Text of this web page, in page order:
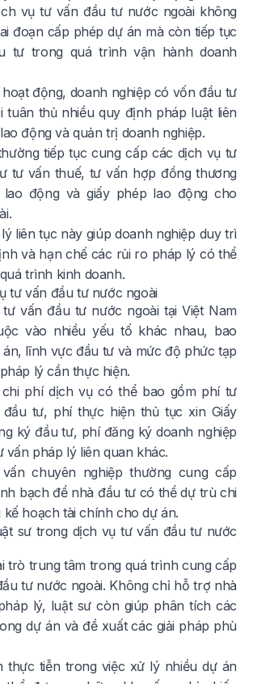
vụ tư vấn đầu tư nước ngoài không
đoạn cấp phép dự án mà còn tiếp tục
tư trong quá trình vận hành doanh
động, doanh nghiệp có vốn đầu tư
tuân thủ nhiều quy định pháp luật liên
động và quản trị doanh nghiệp.
tiếp tục cung cấp các dịch vụ tư
tư vấn thuế, tư vấn hợp đồng thương
động và giấy phép lao động cho
liên tục này giúp doanh nghiệp duy trì
và hạn chế các rủi ro pháp lý có thể
trình kinh doanh.
tư vấn đầu tư nước ngoài
vấn đầu tư nước ngoài tại Việt Nam
vào nhiều yếu tố khác nhau, bao
lĩnh vực đầu tư và mức độ phức tạp
lý cần thực hiện.
phí dịch vụ có thể bao gồm phí tư
tư, phí thực hiện thủ tục xin Giấy
ký đầu tư, phí đăng ký doanh nghiệp
vấn pháp lý liên quan khác.
chuyên nghiệp thường cung cấp
bạch để nhà đầu tư có thể dự trù chi
hoạch tài chính cho dự án.
sư trong dịch vụ tư vấn đầu tư nước
trò trung tâm trong quá trình cung cấp
tư nước ngoài. Không chỉ hỗ trợ nhà
lý, luật sư còn giúp phân tích các
dự án và đề xuất các giải pháp phù
thực tiễn trong việc xử lý nhiều dự án